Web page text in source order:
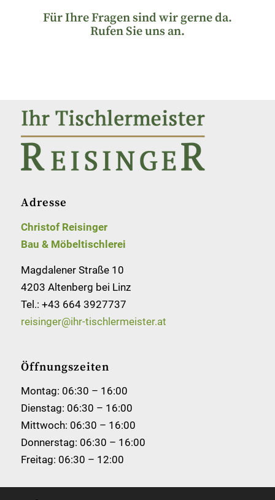
Für Ihre Fragen sind wir gerne da.
Rufen Sie uns an.
Adresse
Christof Reisinger
Bau & Möbeltischlerei
Magdalener Straße 10
4203 Altenberg bei Linz
Tel.: +43 664 3927737
reisinger@ihr-tischlermeister.at
Öffnungszeiten
Montag: 06:30 – 16:00
Dienstag: 06:30 – 16:00
Mittwoch: 06:30 – 16:00
Donnerstag: 06:30 – 16:00
Freitag: 06:30 – 12:00